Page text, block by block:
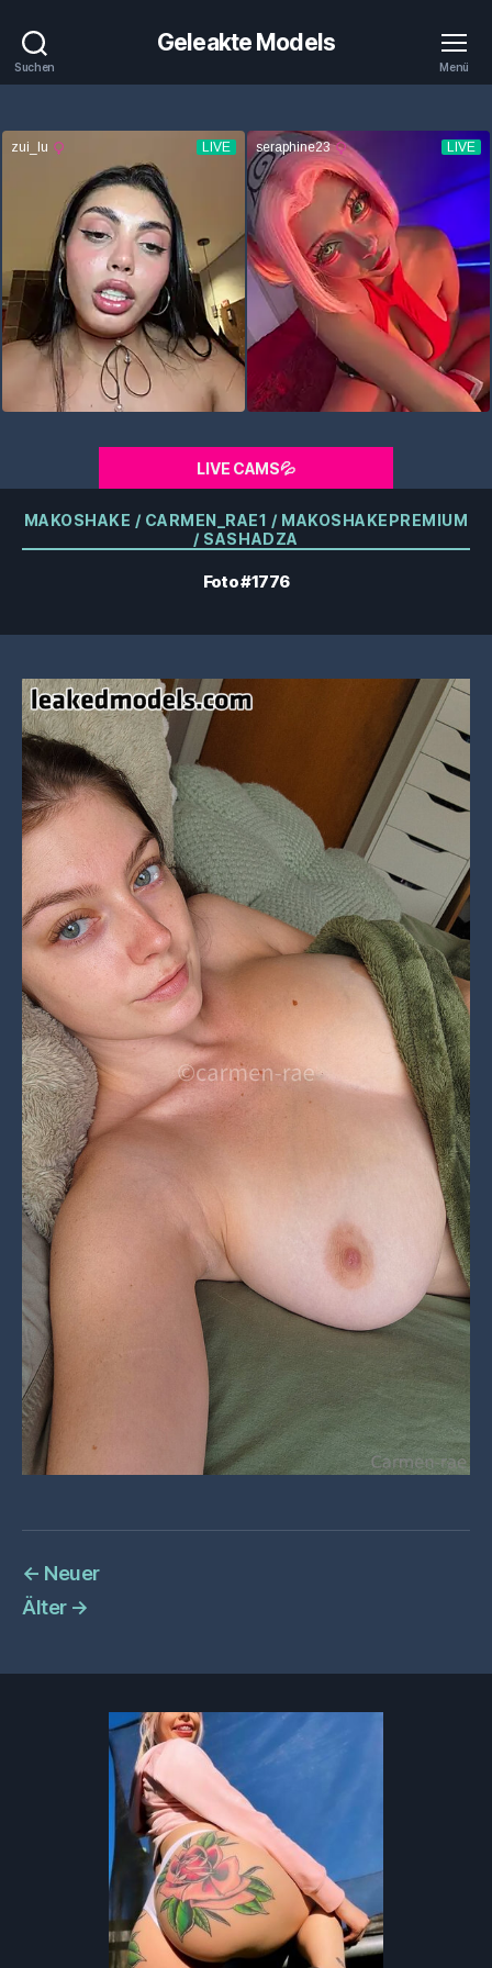
Suchen
Geleakte Models
Menü
LIVE CAMS💦
Kategorien
MAKOSHAKE / CARMEN_RAE1 / MAKOSHAKEPREMIUM
/ SASHADZA
Foto #1776
← Neuer
Älter →